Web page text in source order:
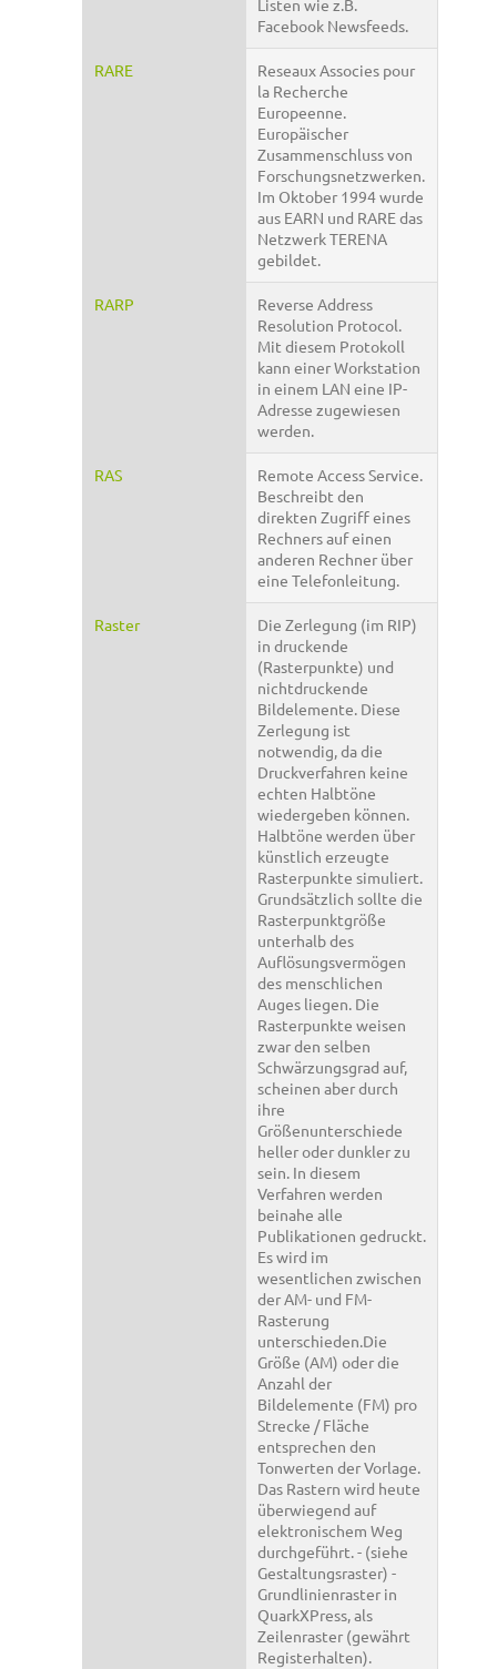
Listen wie z.B.
Facebook Newsfeeds.
RARE
Reseaux Associes pour
la Recherche
Europeenne.
Europäischer
Zusammenschluss von
Forschungsnetzwerken.
Im Oktober 1994 wurde
aus EARN und RARE das
Netzwerk TERENA
gebildet.
RARP
Reverse Address
Resolution Protocol.
Mit diesem Protokoll
kann einer Workstation
in einem LAN eine IP-
Adresse zugewiesen
werden.
RAS
Remote Access Service.
Beschreibt den
direkten Zugriff eines
Rechners auf einen
anderen Rechner über
eine Telefonleitung.
Raster
Die Zerlegung (im RIP)
in druckende
(Rasterpunkte) und
nichtdruckende
Bildelemente. Diese
Zerlegung ist
notwendig, da die
Druckverfahren keine
echten Halbtöne
wiedergeben können.
Halbtöne werden über
künstlich erzeugte
Rasterpunkte simuliert.
Grundsätzlich sollte die
Rasterpunktgröße
unterhalb des
Auflösungsvermögen
des menschlichen
Auges liegen. Die
Rasterpunkte weisen
zwar den selben
Schwärzungsgrad auf,
scheinen aber durch
ihre
Größenunterschiede
heller oder dunkler zu
sein. In diesem
Verfahren werden
beinahe alle
Publikationen gedruckt.
Es wird im
wesentlichen zwischen
der AM- und FM-
Rasterung
unterschieden.Die
Größe (AM) oder die
Anzahl der
Bildelemente (FM) pro
Strecke / Fläche
entsprechen den
Tonwerten der Vorlage.
Das Rastern wird heute
überwiegend auf
elektronischem Weg
durchgeführt. - (siehe
Gestaltungsraster) -
Grundlinienraster in
QuarkXPress, als
Zeilenraster (gewährt
Registerhalten).